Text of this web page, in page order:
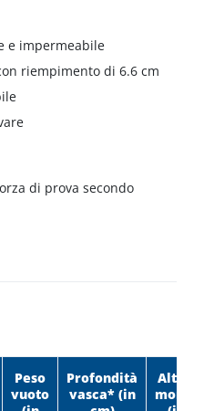
e impermeabile
riempimento di 6.6 cm
di prova secondo
Peso
vuoto
Profondità
vasca* (in